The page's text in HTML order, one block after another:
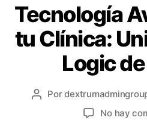
Tecnología
tu Clínica:
Logic
Por
No hay